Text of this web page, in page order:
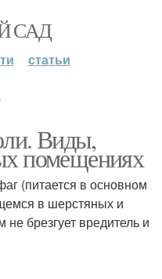
САД
статьи
Виды,
помещениях
(питается в основном
в шерстяных и
брезгует вредитель и